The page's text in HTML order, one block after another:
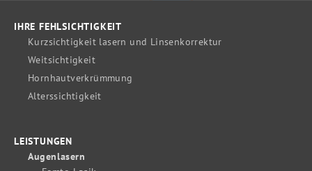
IHRE FEHLSICHTIGKEIT
Kurzsichtigkeit lasern und Linsenkorrektur
Weitsichtigkeit
Hornhautverkrümmung
Alterssichtigkeit
LEISTUNGEN
Augenlasern